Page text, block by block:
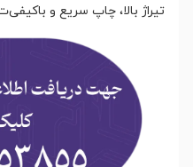
تیراژ بالا، چاپ سریع و باکیفیت